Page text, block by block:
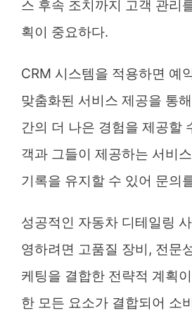
스 후속 조치까지 고객 관리
획이 중요하다.
CRM 시스템을 적용하면 예
맞춤화된 서비스 제공을 통
간의 더 나은 경험을 제공할
객과 그들이 제공하는 서비
기록을 유지할 수 있어 문의
성공적인 자동차 디테일링
영하려면 고품질 장비, 전문
케팅을 결합한 전략적 계획
한 모든 요소가 결합되어 소